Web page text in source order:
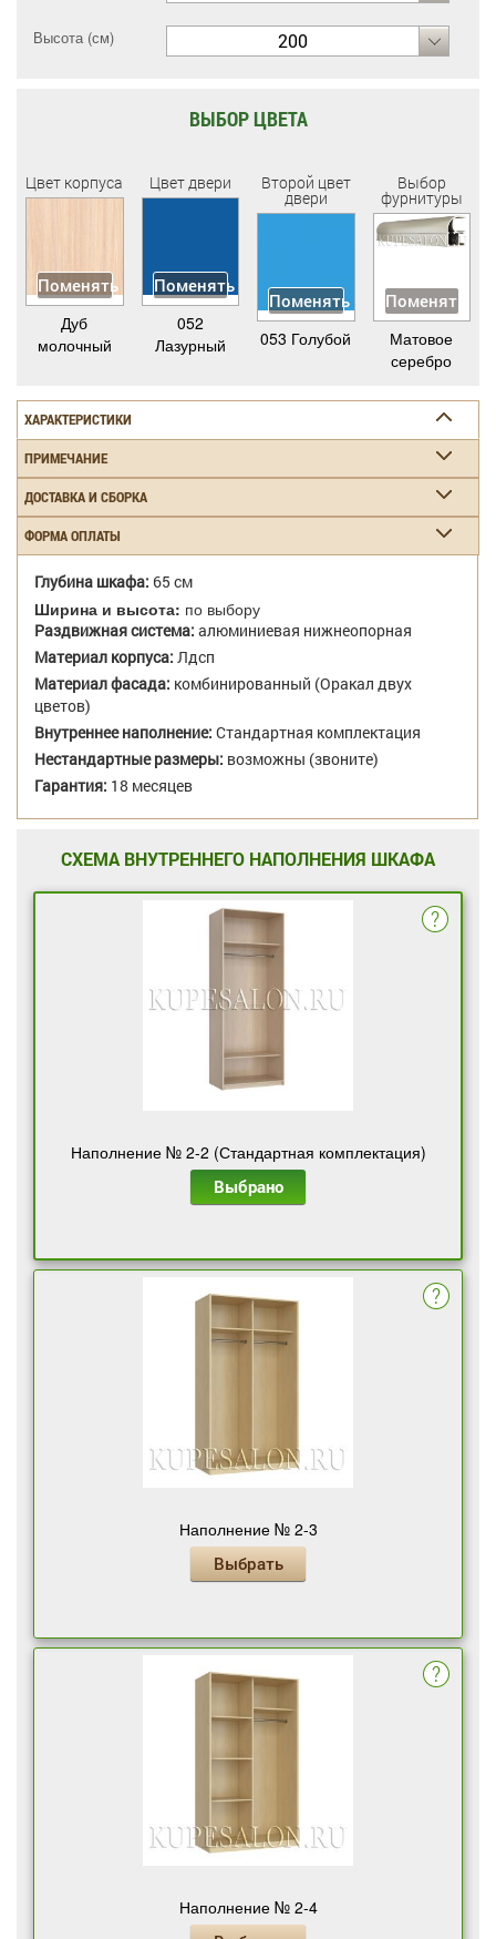
Высота (см) 200
ВЫБОР ЦВЕТА
Цвет корпуса
Поменять
Дуб
молочный
Цвет двери
Поменять
052
Лазурный
Второй цвет
двери
Поменять
053 Голубой
Выбор
фурнитуры
Поменять
Матовое
серебро
ХАРАКТЕРИСТИКИ
ПРИМЕЧАНИЕ
ДОСТАВКА И СБОРКА
ФОРМА ОПЛАТЫ
Глубина шкафа: 65 см
Ширина и высота: по выбору
Раздвижная система: алюминиевая нижнеопорная
Материал корпуса: Лдсп
Материал фасада: комбинированный (Оракал двух
цветов)
Внутреннее наполнение: Стандартная комплектация
Нестандартные размеры: возможны (звоните)
Гарантия: 18 месяцев
СХЕМА ВНУТРЕННЕГО НАПОЛНЕНИЯ ШКАФА
Наполнение № 2-2 (Стандартная комплектация)
Выбрано
Наполнение № 2-3
Выбрать
Наполнение № 2-4